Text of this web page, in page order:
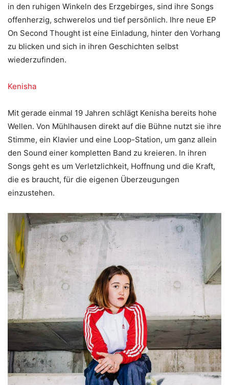
in den ruhigen Winkeln des Erzgebirges, sind ihre Songs
offenherzig, schwerelos und tief persönlich. Ihre neue EP
On Second Thought ist eine Einladung, hinter den Vorhang
zu blicken und sich in ihren Geschichten selbst
wiederzufinden.
Kenisha
Mit gerade einmal 19 Jahren schlägt Kenisha bereits hohe
Wellen. Von Mühlhausen direkt auf die Bühne nutzt sie ihre
Stimme, ein Klavier und eine Loop-Station, um ganz allein
den Sound einer kompletten Band zu kreieren. In ihren
Songs geht es um Verletzlichkeit, Hoffnung und die Kraft,
die es braucht, für die eigenen Überzeugungen
einzustehen.